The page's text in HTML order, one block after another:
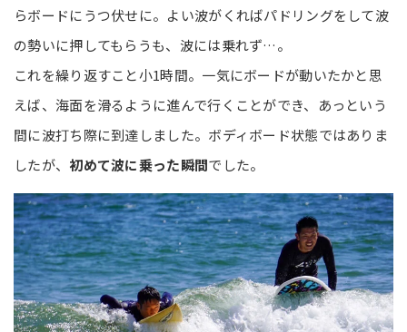
らボードにうつ伏せに。よい波がくればパドリングをして波
の勢いに押してもらうも、波には乗れず…。
これを繰り返すこと小1時間。一気にボードが動いたかと思
えば、海面を滑るように進んで行くことができ、あっという
間に波打ち際に到達しました。ボディボード状態ではありま
したが、 初めて波に乗った瞬間でした。